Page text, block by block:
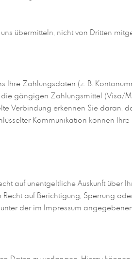
übermitteln, nicht von Dritten
Ihre Zahlungsdaten (z. B.
gängigen Zahlungsmittel (Visa/
Verbindung erkennen Sie daran,
Kommunikation können
auf unentgeltliche Auskunft über
auf Berichtigung, Sperrung
der im Impressum